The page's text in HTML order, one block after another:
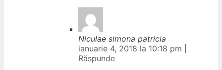
Niculae simona patricia
ianuarie 4, 2018 la 10:18 pm
Răspunde